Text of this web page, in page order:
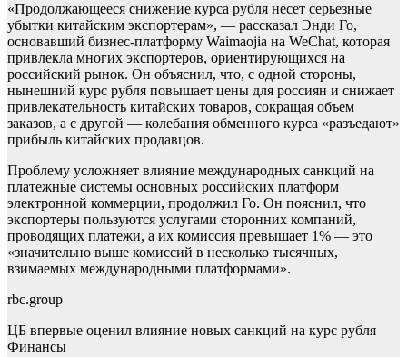
«Продолжающееся снижение курса рубля несет серьезные
убытки китайским экспортерам», — рассказал Энди Го,
основавший бизнес-платформу Waimaojia на WeChat, которая
привлекла многих экспортеров, ориентирующихся на
российский рынок. Он объяснил, что, с одной стороны,
нынешний курс рубля повышает цены для россиян и снижает
привлекательность китайских товаров, сокращая объем
заказов, а с другой — колебания обменного курса «разъедают»
прибыль китайских продавцов.
Проблему усложняет влияние международных санкций на
платежные системы основных российских платформ
электронной коммерции, продолжил Го. Он пояснил, что
экспортеры пользуются услугами сторонних компаний,
проводящих платежи, а их комиссия превышает 1% — это
«значительно выше комиссий в несколько тысячных,
взимаемых международными платформами».
rbc.group
ЦБ впервые оценил влияние новых санкций на курс рубля
Финансы